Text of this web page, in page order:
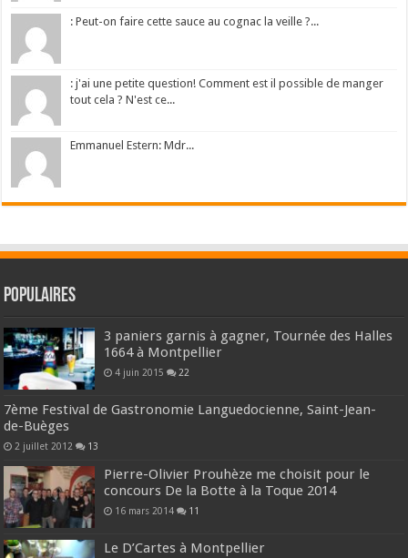
: Peut-on faire cette sauce au cognac la veille ?...
: j'ai une petite question! Comment est il possible de manger
tout cela ? N'est ce...
Emmanuel Estern: Mdr...
Populaires
3 paniers garnis à gagner, Tournée des Halles
1664 à Montpellier
4 juin 2015 22
7ème Festival de Gastronomie Languedocienne, Saint-Jean-
de-Buèges
2 juillet 2012 13
Pierre-Olivier Prouhèze me choisit pour le
concours De la Botte à la Toque 2014
16 mars 2014 11
Le D’Cartes à Montpellier